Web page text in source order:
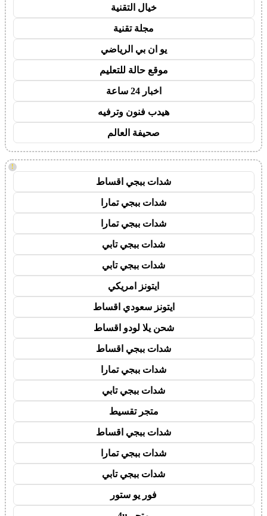
خيال التقنية
مجلة تقنية
يو ان بي الرياضي
موقع حالة للتعليم
اخبار 24 ساعة
هيدب فنون وترفيه
صحيفة العالم
!
شدات ببجي اقساط
شدات ببجي تمارا
شدات ببجي تمارا
شدات ببجي تابي
شدات ببجي تابي
ايتونز امريكي
ايتونز سعودي اقساط
شحن يلا لودو اقساط
شدات ببجي اقساط
شدات ببجي تمارا
شدات ببجي تابي
متجر تقسيط
شدات ببجي اقساط
شدات ببجي تمارا
شدات ببجي تابي
فور يو ستور